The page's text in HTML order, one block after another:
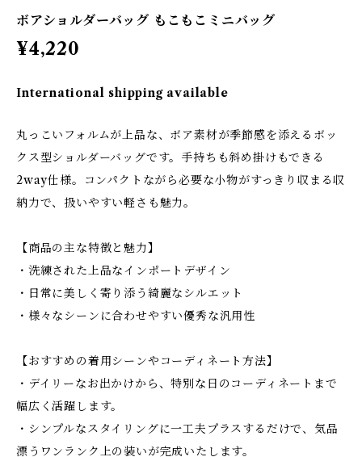
ボアショルダーバッグ もこもこミニバッグ
¥4,220
International shipping available
丸っこいフォルムが上品な、ボア素材が季節感を添えるボッ
クス型ショルダーバッグです。手持ちも斜め掛けもできる
2way仕様。コンパクトながら必要な小物がすっきり収まる収
納力で、扱いやすい軽さも魅力。
【商品の主な特徴と魅力】
・洗練された上品なインポートデザイン
・日常に美しく寄り添う綺麗なシルエット
・様々なシーンに合わせやすい優秀な汎用性
【おすすめの着用シーンやコーディネート方法】
・デイリーなお出かけから、特別な日のコーディネートまで
幅広く活躍します。
・シンプルなスタイリングに一工夫プラスするだけで、気品
漂うワンランク上の装いが完成いたします。